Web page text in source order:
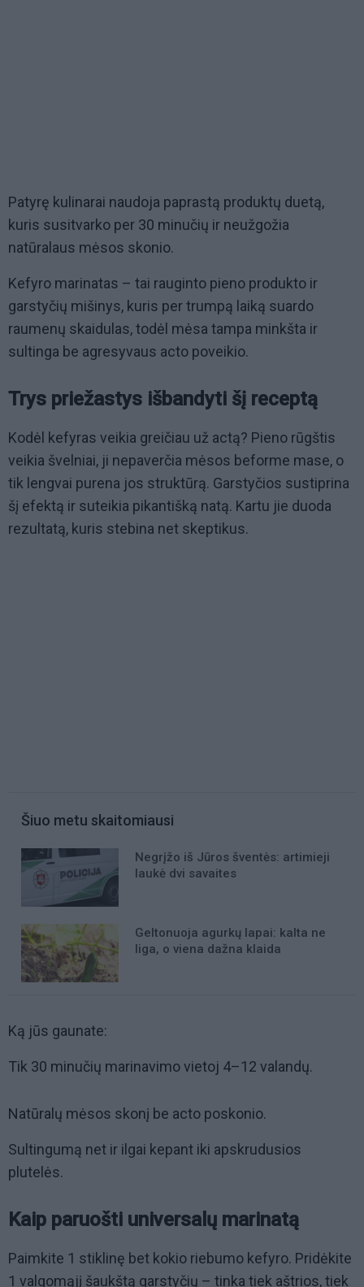
Patyrę kulinarai naudoja paprastą produktų duetą,
kuris susitvarko per 30 minučių ir neužgožia
natūralaus mėsos skonio.
Kefyro marinatas – tai rauginto pieno produkto ir
garstyčių mišinys, kuris per trumpą laiką suardo
raumenų skaidulas, todėl mėsa tampa minkšta ir
sultinga be agresyvaus acto poveikio.
Trys priežastys išbandyti šį receptą
Kodėl kefyras veikia greičiau už actą? Pieno rūgštis
veikia švelniai, ji nepaverčia mėsos beforme mase, o
tik lengvai purena jos struktūrą. Garstyčios sustiprina
šį efektą ir suteikia pikantišką natą. Kartu jie duoda
rezultatą, kuris stebina net skeptikus.
Šiuo metu skaitomiausi
Negrįžo iš Jūros šventės: artimieji
laukė dvi savaites
Geltonuoja agurkų lapai: kalta ne
liga, o viena dažna klaida
Ką jūs gaunate:
Tik 30 minučių marinavimo vietoj 4–12 valandų.
Natūralų mėsos skonį be acto poskonio.
Sultingumą net ir ilgai kepant iki apskrudusios
plutelės.
Kaip paruošti universalų marinatą
Paimkite 1 stiklinę bet kokio riebumo kefyro. Pridėkite
1 valgomąjį šaukštą garstyčių – tinka tiek aštrios, tiek